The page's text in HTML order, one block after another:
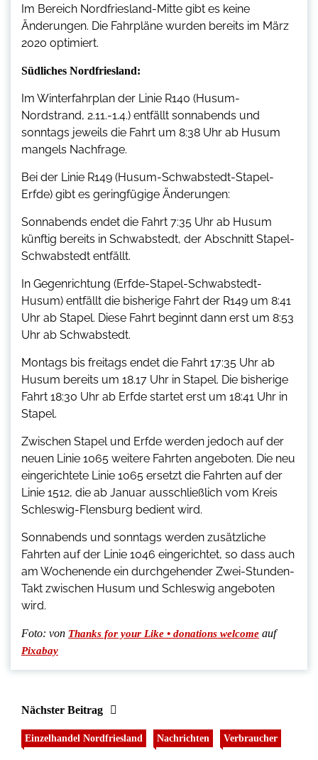
Im Bereich Nordfriesland-Mitte gibt es keine
Änderungen. Die Fahrpläne wurden bereits im März
2020 optimiert.
Südliches Nordfriesland:
Im Winterfahrplan der Linie R140 (Husum-
Nordstrand, 2.11.-1.4.) entfällt sonnabends und
sonntags jeweils die Fahrt um 8:38 Uhr ab Husum
mangels Nachfrage.
Bei der Linie R149 (Husum-Schwabstedt-Stapel-
Erfde) gibt es geringfügige Änderungen:
Sonnabends endet die Fahrt 7:35 Uhr ab Husum
künftig bereits in Schwabstedt, der Abschnitt Stapel-
Schwabstedt entfällt.
In Gegenrichtung (Erfde-Stapel-Schwabstedt-
Husum) entfällt die bisherige Fahrt der R149 um 8:41
Uhr ab Stapel. Diese Fahrt beginnt dann erst um 8:53
Uhr ab Schwabstedt.
Montags bis freitags endet die Fahrt 17:35 Uhr ab
Husum bereits um 18.17 Uhr in Stapel. Die bisherige
Fahrt 18:30 Uhr ab Erfde startet erst um 18:41 Uhr in
Stapel.
Zwischen Stapel und Erfde werden jedoch auf der
neuen Linie 1065 weitere Fahrten angeboten. Die neu
eingerichtete Linie 1065 ersetzt die Fahrten auf der
Linie 1512, die ab Januar ausschließlich vom Kreis
Schleswig-Flensburg bedient wird.
Sonnabends und sonntags werden zusätzliche
Fahrten auf der Linie 1046 eingerichtet, so dass auch
am Wochenende ein durchgehender Zwei-Stunden-
Takt zwischen Husum und Schleswig angeboten
wird.
Foto: von Thanks for your Like • donations welcome auf
Pixabay
Nächster Beitrag
Einzelhandel Nordfriesland Nachrichten Verbraucher